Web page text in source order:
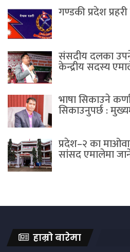
गण्डकी प्रदेश
संसदीय दलका
केन्द्रीय सदस्य
भाषा सिकाउने
सिकाउनुपर्छ :
प्रदेश–२ का
सांसद एमालेमा
हाम्रो बारेमा